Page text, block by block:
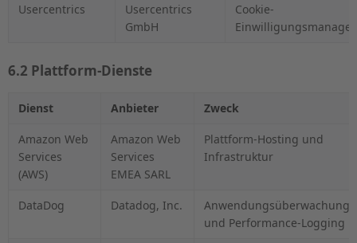
Usercentrics
Usercentrics
GmbH
Cookie-
6.2 Plattform-Dienste
Dienst Anbieter Zweck
Amazon Web
Services
(AWS)
Amazon Web
Services
EMEA SARL
Plattform-Hosting und
Infrastruktur
DataDog Datadog, Inc.
Anwendungsüberwachung
und Performance-Logging